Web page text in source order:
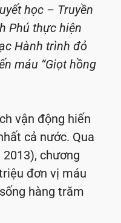
học – Truyền
Phú thực hiện
Hành trình đỏ
máu “Giọt hồng
vận động hiến
cả nước. Qua
chương
đơn vị máu
hàng trăm